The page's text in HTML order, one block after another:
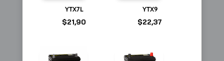
YTX7L
$21,90
YTX9
$22,37